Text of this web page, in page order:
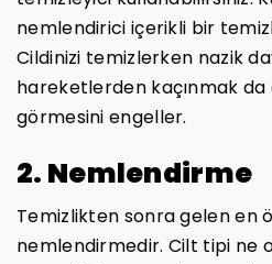
nemlendirici içerikli bir
Cildinizi temizlerken nazik
hareketlerden kaçınmak
görmesini engeller.
2. Nemlendirme
Temizlikten sonra gelen en
nemlendirmedir. Cilt tipi ne